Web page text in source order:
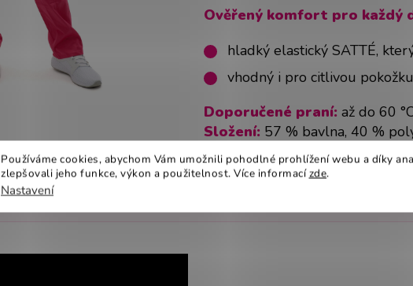
Používáme cookies, abychom Vám umožnili pohodlné prohlížení webu a díky
zlepšovali jeho funkce, výkon a použitelnost. Více informacízde.
Nastavení
Ověřený komfort pro každý
hladký elastický SATTÉ,
vhodný i pro citlivou
Doporučené praní: až do 60
Složení: 57 % bavlna, 40 %
Barva:
jednobarevná